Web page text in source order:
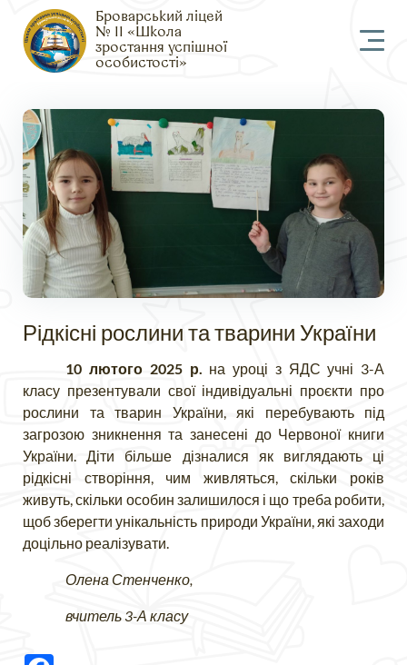
Броварський ліцей
№ 11 «Школа
зростання успішної
особистості»
Рідкісні рослини та тварини України
10 лютого 2025 р. на уроці з ЯДС учні 3-А
класу презентували свої індивідуальні проєкти про
рослини та тварин України, які перебувають під
загрозою зникнення та занесені до Червоної книги
України. Діти більше дізналися як виглядають ці
рідкісні створіння, чим живляться, скільки років
живуть, скільки особин залишилося і що треба робити,
щоб зберегти унікальність природи України, які заходи
доцільно реалізувати.
Олена Стенченко,
вчитель 3-А класу